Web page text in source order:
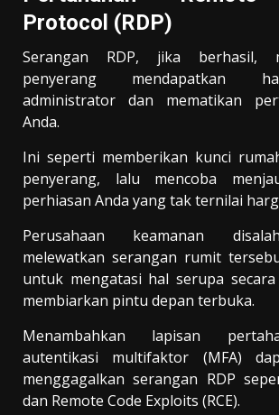
Protocol (RDP)
Serangan RDP, jika berhasil,
penyerang mendapatkan
administrator dan mematikan
Anda.
Ini seperti memberikan kunci
penyerang, lalu mencoba
perhiasan Anda yang tak ternilai
Perusahaan keamanan
melewatkan serangan rumit
untuk mengatasi hal serupa
membiarkan pintu depan terbuka.
Menambahkan lapisan
autentikasi multifaktor (MFA)
menggagalkan serangan RDP
dan Remote Code Exploits (RCE).